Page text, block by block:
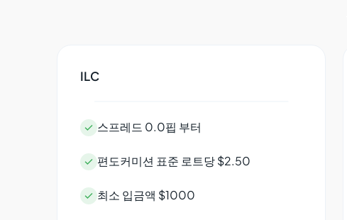
ILC
 스프레드 0.0핍 부터
 편도커미션 표준 로트당 $2.50
 최소 입금액 $1000